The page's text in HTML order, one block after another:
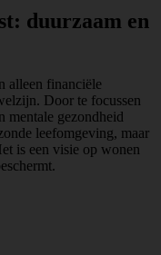
duurzaam en
alleen financiële
Door te focussen
mentale gezondheid
leefomgeving, maar
is een visie op wonen